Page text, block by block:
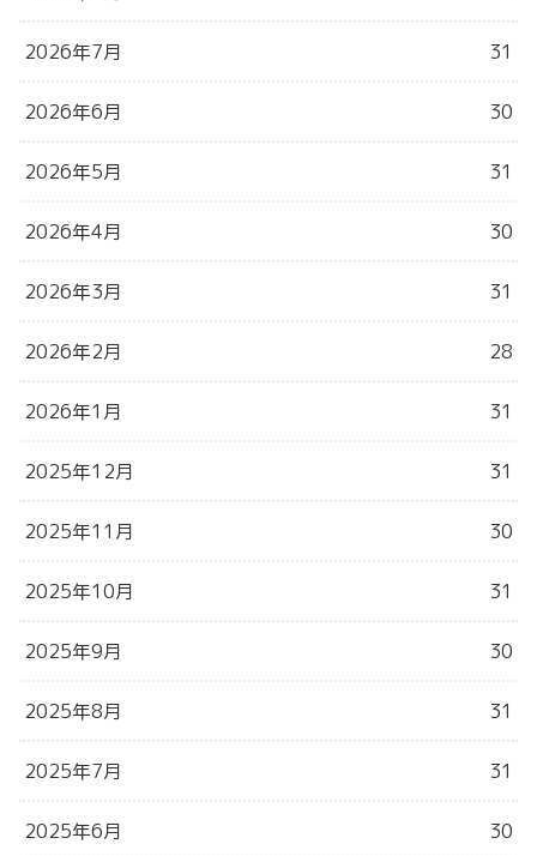
2026年7月 31
2026年6月 30
2026年5月 31
2026年4月 30
2026年3月 31
2026年2月 28
2026年1月 31
2025年12月 31
2025年11月 30
2025年10月 31
2025年9月 30
2025年8月 31
2025年7月 31
2025年6月 30